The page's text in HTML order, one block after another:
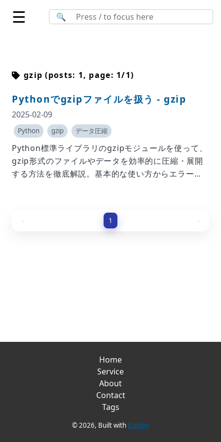
☰ 🔍
gzip (posts: 1, page: 1/1)
Pythonでgzipファイルを扱う - gzip
2025-02-09
Python gzip データ圧縮
Python標準ライブラリのgzipモジュールを使って、
gzip形式のファイルやデータを効率的に圧縮・展開
する方法を徹底解説。基本的な使い方からエラー対
‹ 1 ›
Home
Service
About
Contact
Tags
©2026, Built with Gatsby